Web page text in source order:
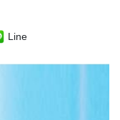
Line